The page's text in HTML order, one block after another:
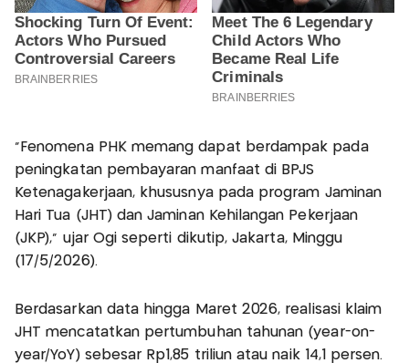
"Fenomena PHK memang dapat berdampak pada
peningkatan pembayaran manfaat di BPJS
Ketenagakerjaan, khususnya pada program Jaminan
Hari Tua (JHT) dan Jaminan Kehilangan Pekerjaan
(JKP)," ujar Ogi seperti dikutip, Jakarta, Minggu
(17/5/2026).
Berdasarkan data hingga Maret 2026, realisasi klaim
JHT mencatatkan pertumbuhan tahunan (year-on-
year/YoY) sebesar Rp1,85 triliun atau naik 14,1 persen.